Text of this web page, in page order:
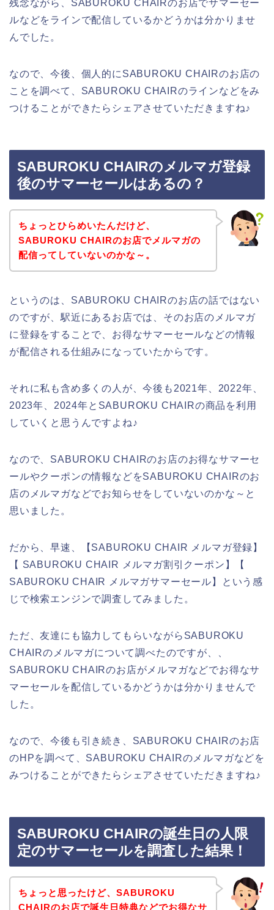
残念ながら、SABUROKU CHAIRのお店でサマーセー
ルなどをラインで配信しているかどうかは分かりませ
んでした。
なので、今後、個人的にSABUROKU CHAIRのお店の
ことを調べて、SABUROKU CHAIRのラインなどをみ
つけることができたらシェアさせていただきますね♪
SABUROKU CHAIRのメルマガ登録
後のサマーセールはあるの？
ちょっとひらめいたんだけど、
SABUROKU CHAIRのお店でメルマガの
配信ってしていないのかな～。
というのは、SABUROKU CHAIRのお店の話ではない
のですが、駅近にあるお店では、そのお店のメルマガ
に登録をすることで、お得なサマーセールなどの情報
が配信される仕組みになっていたからです。
それに私も含め多くの人が、今後も2021年、2022年、
2023年、2024年とSABUROKU CHAIRの商品を利用
していくと思うんですよね♪
なので、SABUROKU CHAIRのお店のお得なサマーセ
ールやクーポンの情報などをSABUROKU CHAIRのお
店のメルマガなどでお知らせをしていないのかな～と
思いました。
だから、早速、【SABUROKU CHAIR メルマガ登録】
【 SABUROKU CHAIR メルマガ割引クーポン】【
SABUROKU CHAIR メルマガサマーセール】という感
じで検索エンジンで調査してみました。
ただ、友達にも協力してもらいながらSABUROKU
CHAIRのメルマガについて調べたのですが、、
SABUROKU CHAIRのお店がメルマガなどでお得なサ
マーセールを配信しているかどうかは分かりませんで
した。
なので、今後も引き続き、SABUROKU CHAIRのお店
のHPを調べて、SABUROKU CHAIRのメルマガなどを
みつけることができたらシェアさせていただきますね♪
SABUROKU CHAIRの誕生日の人限
定のサマーセールを調査した結果！
ちょっと思ったけど、SABUROKU
CHAIRのお店で誕生日特典などでお得なサ